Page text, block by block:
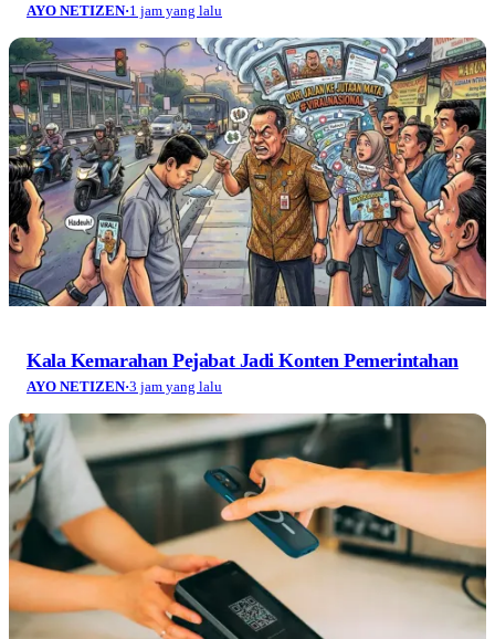
AYO NETIZEN·1 jam yang lalu
Kala Kemarahan Pejabat Jadi Konten Pemerintahan
AYO NETIZEN·3 jam yang lalu